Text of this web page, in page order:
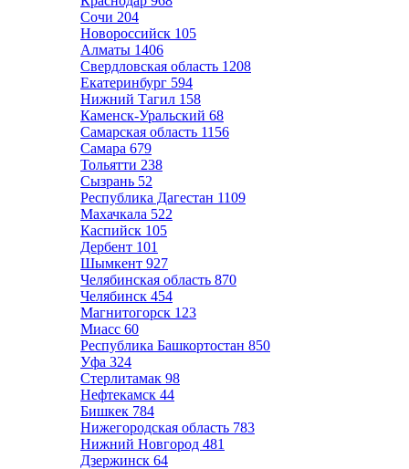
Сочи 204
Новороссийск 105
Алматы 1406
Свердловская область 1208
Екатеринбург 594
Нижний Тагил 158
Каменск-Уральский 68
Самарская область 1156
Самара 679
Тольятти 238
Сызрань 52
Республика Дагестан 1109
Махачкала 522
Каспийск 105
Дербент 101
Шымкент 927
Челябинская область 870
Челябинск 454
Магнитогорск 123
Миасс 60
Республика Башкортостан 850
Уфа 324
Стерлитамак 98
Нефтекамск 44
Бишкек 784
Нижегородская область 783
Нижний Новгород 481
Дзержинск 64